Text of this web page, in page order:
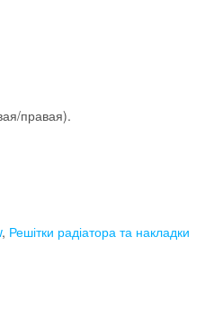
правая).
, Решітки радіатора та накладки